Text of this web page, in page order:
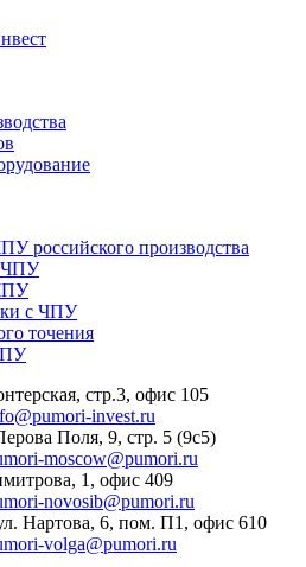
российского производства
ЧПУ
с ЧПУ
точения
стр.3, офис 105
invest.ru
Поля, 9, стр. 5 (9с5)
moscow@pumori.ru
1, офис 409
novosib@pumori.ru
Нартова, 6, пом. П1, офис 610
volga@pumori.ru